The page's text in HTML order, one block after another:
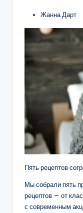
Жанна Дарт
Пять рецептов
Мы собрали пять
рецептов — от
с современным